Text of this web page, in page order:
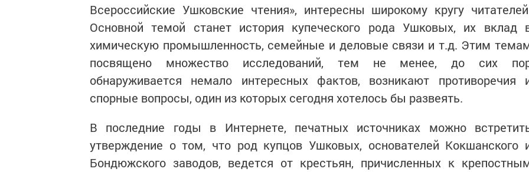
Всероссийские Ушковские чтения», интересны широкому кругу
Основной темой станет история купеческого рода Ушковых, их вклад
химическую промышленность, семейные и деловые связи и т.д. Этим
посвящено множество исследований, тем не менее, до сих
обнаруживается немало интересных фактов, возникают противоречия
спорные вопросы, один из которых сегодня хотелось бы развеять.
В последние годы в Интернете, печатных источниках можно
утверждение о том, что род купцов Ушковых, основателей Кокшанского
Бондюжского заводов, ведется от крестьян, причисленных к